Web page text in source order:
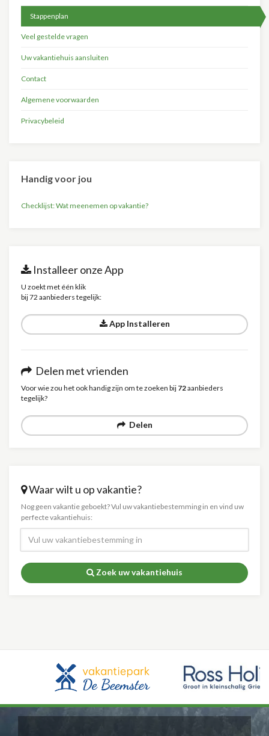
Stappenplan
Veel gestelde vragen
Uw vakantiehuis aansluiten
Contact
Algemene voorwaarden
Privacybeleid
Handig voor jou
Checklijst: Wat meenemen op vakantie?
Installeer onze App
U zoekt met één klik
bij 72 aanbieders tegelijk:
App Installeren
Delen met vrienden
Voor wie zou het ook handig zijn om te zoeken bij 72aanbieders
tegelijk?
Delen
Waar wilt u op vakantie?
Nog geen vakantie geboekt? Vul uw vakantiebestemming in en vind uw
perfecte vakantiehuis:
Zoek uw vakantiehuis